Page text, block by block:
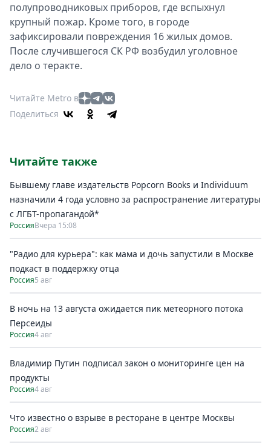
полупроводниковых приборов, где вспыхнул
крупный пожар. Кроме того, в городе
зафиксировали повреждения 16 жилых домов.
После случившегося СК РФ возбудил уголовное
дело о теракте.
Читайте Metro в
Поделиться
Читайте также
Бывшему главе издательств Popcorn Books и Individuum
назначили 4 года условно за распространение литературы
с ЛГБТ-пропагандой*
РоссияВчера 15:08
"Радио для курьера": как мама и дочь запустили в Москве
подкаст в поддержку отца
Россия5 авг
В ночь на 13 августа ожидается пик метеорного потока
Персеиды
Россия4 авг
Владимир Путин подписал закон о мониторинге цен на
продукты
Россия4 авг
Что известно о взрыве в ресторане в центре Москвы
Россия2 авг